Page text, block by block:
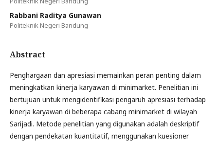
Rabbani Raditya Gunawan
Politeknik Negeri Bandung
Abstract
Penghargaan dan apresiasi memainkan peran penting dalam
meningkatkan kinerja karyawan di minimarket. Penelitian ini
bertujuan untuk mengidentifikasi pengaruh apresiasi terhadap
kinerja karyawan di beberapa cabang minimarket di wilayah
Sarijadi. Metode penelitian yang digunakan adalah deskriptif
dengan pendekatan kuantitatif, menggunakan kuesioner